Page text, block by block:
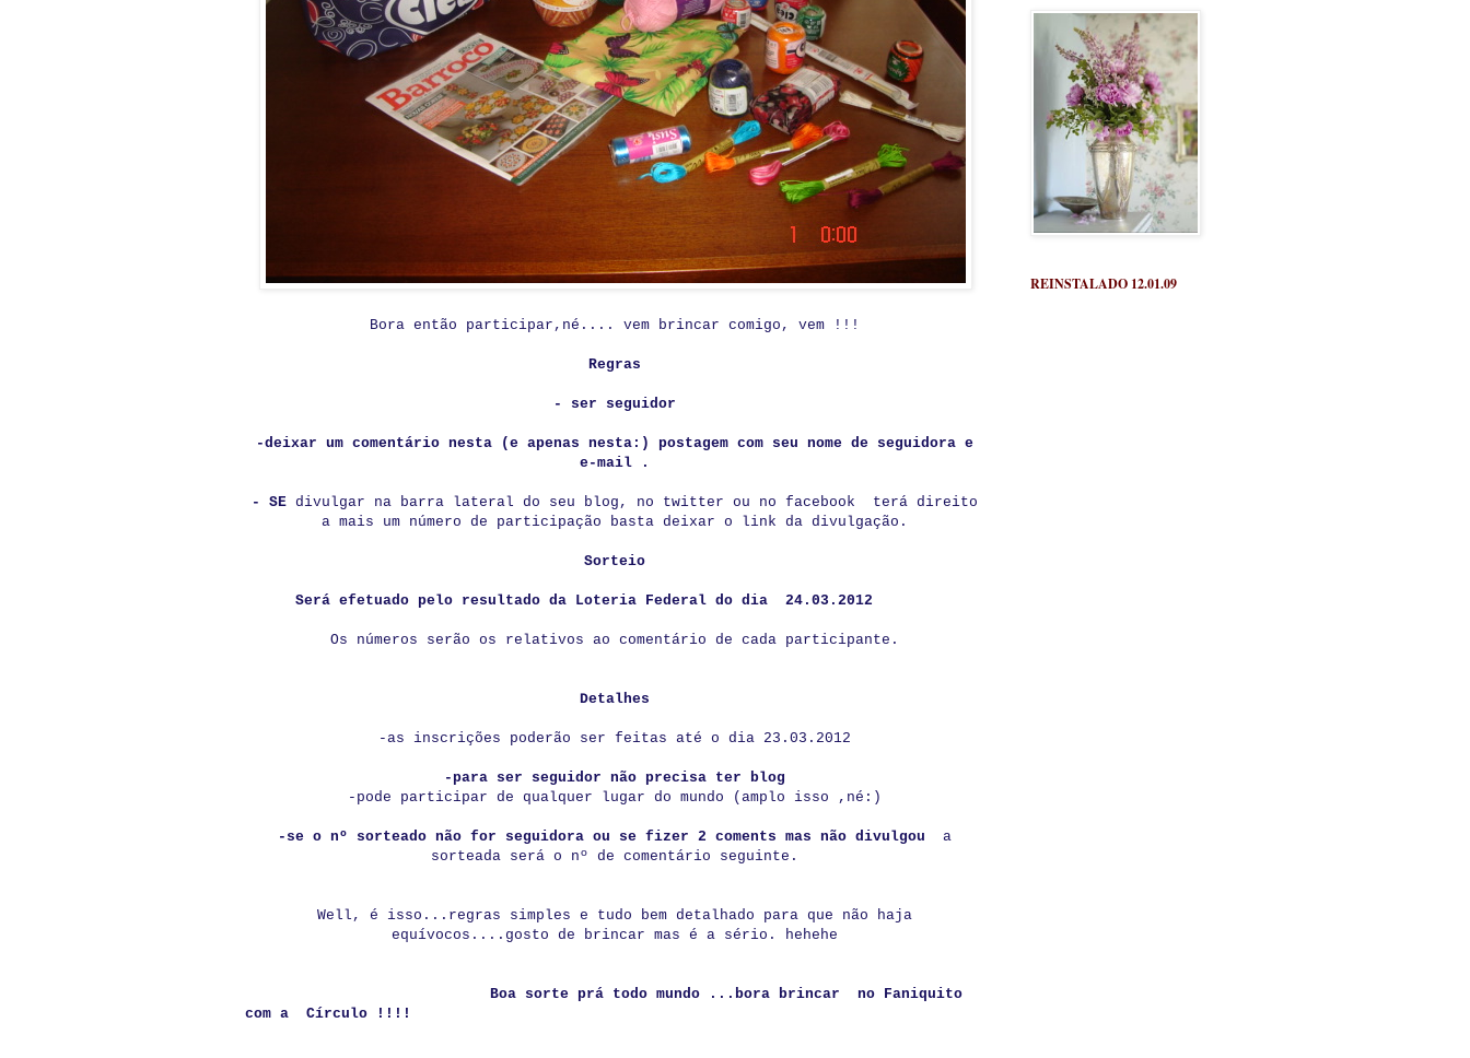
Bora então participar,né.... vem brincar comigo, vem !!!
Regras
- ser seguidor
-deixar um comentário nesta (e apenas nesta:) postagem com seu nome de seguidora e
e-mail .
- SE divulgar na barra lateral do seu blog, no twitter ou no facebook terá direito
a mais um número de participação basta deixar o link da divulgação.
Sorteio
Será efetuado pelo resultado da Loteria Federal do dia 24.03.2012
Os números serão os relativos ao comentário de cada participante.
Detalhes
-as inscrições poderão ser feitas até o dia 23.03.2012
-para ser seguidor não precisa ter blog
-pode participar de qualquer lugar do mundo (amplo isso ,né:)
-se o nº sorteado não for seguidora ou se fizer 2 coments mas não divulgou a
sorteada será o nº de comentário seguinte.
Well, é isso...regras simples e tudo bem detalhado para que não haja
equívocos....gosto de brincar mas é a sério. hehehe
Boa sorte prá todo mundo ...bora brincar no Faniquito
com a Círculo !!!!
REINSTALADO 12.01.09